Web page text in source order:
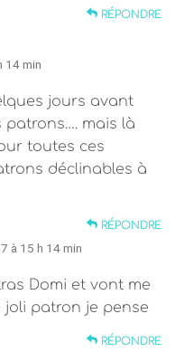
RÉPONDRE
14 min
jours avant
patrons…. mais là
toutes ces
déclinables à
RÉPONDRE
à 15 h 14 min
Domi et vont me
patron je pense
RÉPONDRE